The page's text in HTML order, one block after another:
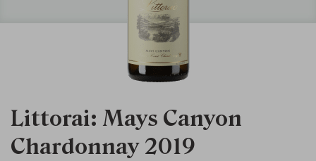
Littorai: Mays Canyon
Chardonnay 2019